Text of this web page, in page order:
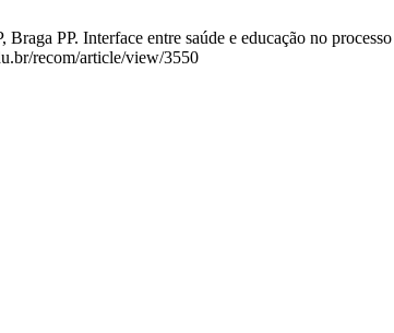
PP. Interface entre saúde e educação no
recom/article/view/3550